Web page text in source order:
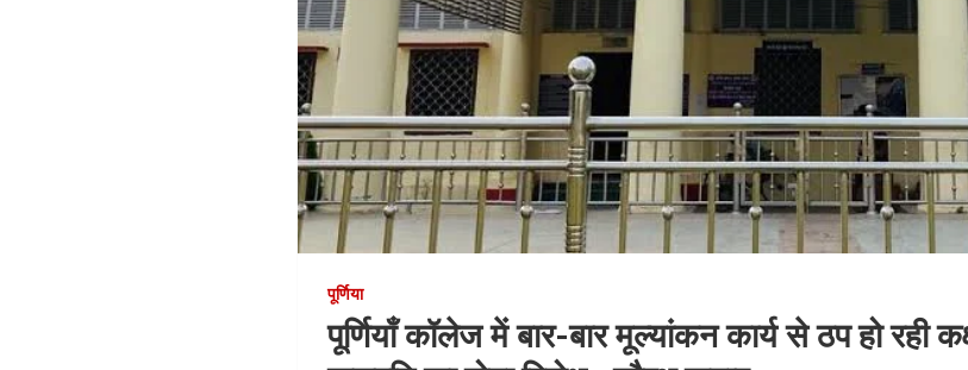
पूर्णिया
पूर्णियाँ कॉलेज में बार-बार मूल्यांकन कार्य से ठप हो रही